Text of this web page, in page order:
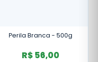
Perila Branca - 500g
R$ 56,00